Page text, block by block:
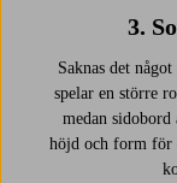
3.
Saknas det
spelar en större
medan
höjd och form för